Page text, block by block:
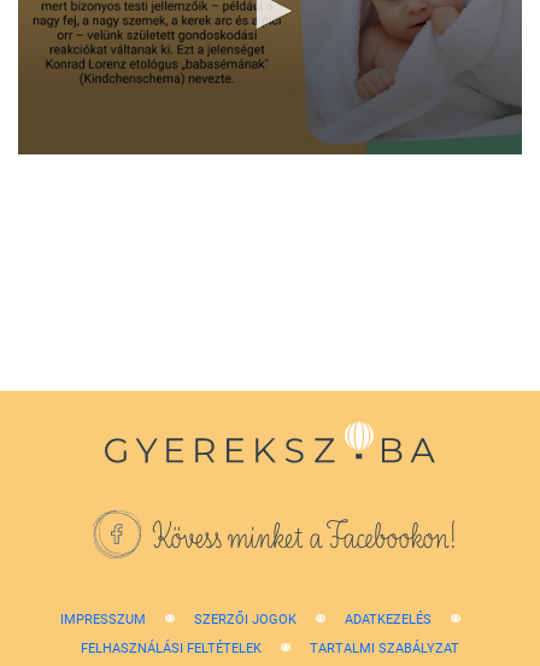
Kövess minket a Facebookon!
IMPRESSZUM SZERZŐI JOGOK
ADATKEZELÉS
FELHASZNÁLÁSI FELTÉTELEK
TARTALMI SZABÁLYZAT